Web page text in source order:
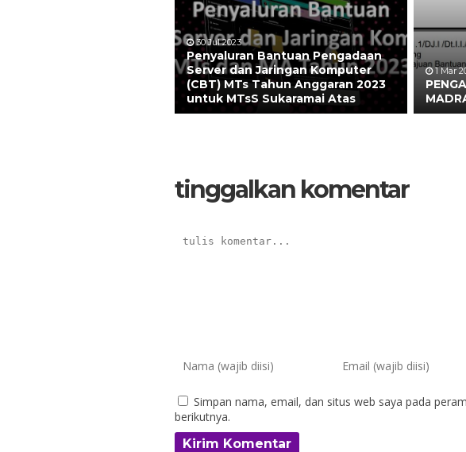
30 Jul 2023
Penyaluran Bantuan Pengadaan
Server dan Jaringan Komputer
(CBT) MTs Tahun Anggaran 2023
untuk MTsS Sukaramai Atas
1 Mar
tinggalkan komentar
Simpan nama, email, dan situs web saya pada
berikutnya.